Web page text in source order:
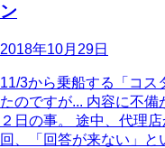
ン
2018年10月29日
11/3から乗船する「コス
たのですが... 内容に不備
２日の事。 途中、代理
回、「回答が来ない」